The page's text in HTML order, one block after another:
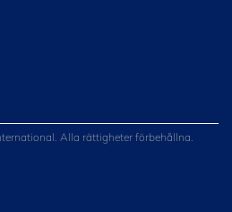
Alla rättigheter förbehållna.